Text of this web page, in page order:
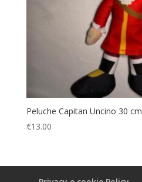
Peluche Capitan Uncino 30 cm
€13.00